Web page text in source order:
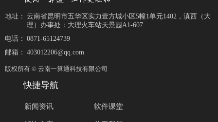
版权所有 © 云南一算通科技有限公司
地址： 云南省昆明市五华区实力壹方城小区5幢1单元1402，滇西（大
理）办事处：大理火车站天景园A1-607
电话： 0871-65124739
邮箱： 403012206@qq.com
新闻资讯 软件课堂
快捷导航